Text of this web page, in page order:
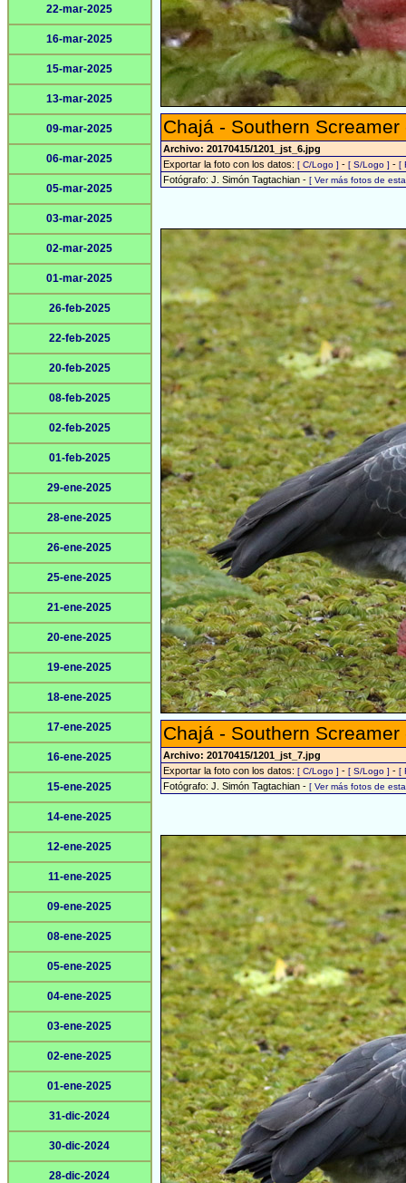
22-mar-2025
16-mar-2025
15-mar-2025
13-mar-2025
09-mar-2025
06-mar-2025
05-mar-2025
03-mar-2025
02-mar-2025
01-mar-2025
26-feb-2025
22-feb-2025
20-feb-2025
08-feb-2025
02-feb-2025
01-feb-2025
29-ene-2025
28-ene-2025
26-ene-2025
25-ene-2025
21-ene-2025
20-ene-2025
19-ene-2025
18-ene-2025
17-ene-2025
16-ene-2025
15-ene-2025
14-ene-2025
12-ene-2025
11-ene-2025
09-ene-2025
08-ene-2025
05-ene-2025
04-ene-2025
03-ene-2025
02-ene-2025
01-ene-2025
31-dic-2024
30-dic-2024
28-dic-2024
Chajá - Southern
Archivo: 20170415/1201_jst_6.jpg
Exportar la foto con los datos: [ C/Logo ] - [ S/Logo ] - [
Fotógrafo: J. Simón Tagtachian - [ Ver más fotos de
Chajá - Southern
Archivo: 20170415/1201_jst_7.jpg
Exportar la foto con los datos: [ C/Logo ] - [ S/Logo ] - [
Fotógrafo: J. Simón Tagtachian - [ Ver más fotos de